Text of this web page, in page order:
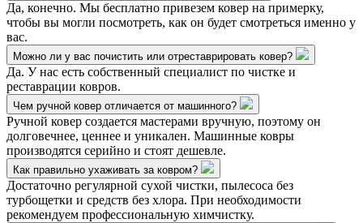
Да, конечно. Мы бесплатно привезем ковер на примерку,
чтобы вы могли посмотреть, как он будет смотреться именно у
вас.
Можно ли у вас почистить или отреставрировать ковер?
Да. У нас есть собственный специалист по чистке и
реставрации ковров.
Чем ручной ковер отличается от машинного?
Ручной ковер создается мастерами вручную, поэтому он
долговечнее, ценнее и уникален. Машинные ковры
производятся серийно и стоят дешевле.
Как правильно ухаживать за ковром?
Достаточно регулярной сухой чистки, пылесоса без
турбощетки и средств без хлора. При необходимости
рекомендуем профессиональную химчистку.